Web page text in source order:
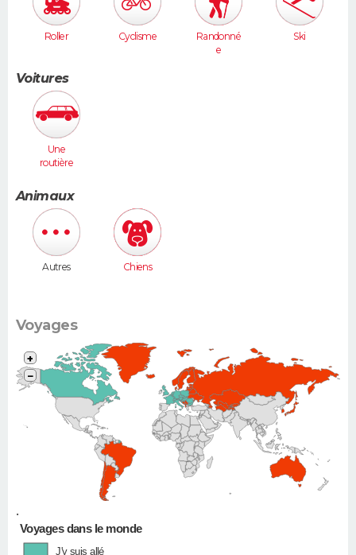
Roller Cyclisme
Randonné
e
Ski
Voitures
Une
routière
Animaux
Autres Chiens
Voyages
•
+
−
Voyages dans le monde
J'y suis allé